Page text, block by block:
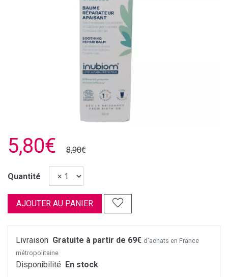
5,80€ 8,90€
Quantité
AJOUTER AU PANIER
Livraison Gratuite à partir de 69€ d’achats en France
métropolitaine
Disponibilité En stock